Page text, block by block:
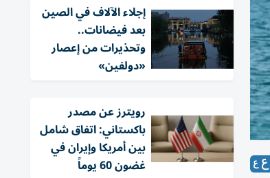
إجلاء الآلاف في الصين
بعد فيضانات..
وتحذيرات من إعصار
«دولفين»
‏رويترز عن مصدر
باكستاني: اتفاق شامل
بين أمريكا وإيران في
غضون 60 يوماً